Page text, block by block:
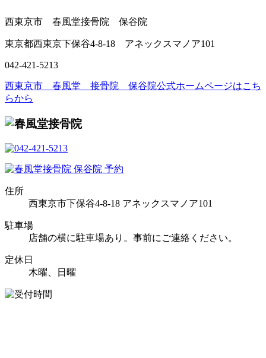
西東京市 春風堂接骨院 保谷院
東京都西東京下保谷4-8-18 アネックスマノア101
042-421-5213
西東京市 春風堂 接骨院 保谷院公式ホームページはこち
らから
住所
西東京市下保谷4-8-18 アネックスマノア101
駐車場
店舗の横に駐車場あり。事前にご連絡ください。
定休日
木曜、日曜